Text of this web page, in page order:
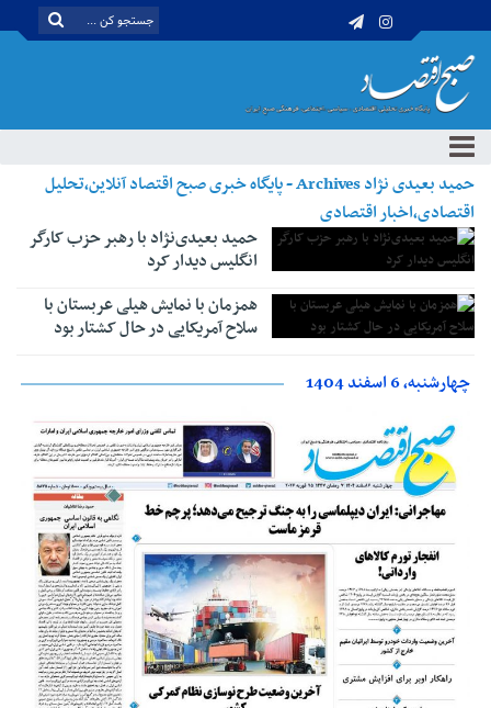
حمید بعیدی نژاد Archives - پایگاه خبری صبح اقتصاد آنلاین،تحلیل
اقتصادی،اخبار اقتصادی
حمید بعیدی‌نژاد با رهبر حزب کارگر
انگلیس دیدار کرد
همزمان با نمایش هیلی عربستان با
سلاح آمریکایی در حال کشتار بود
چهارشنبه، 6 اسفند 1404